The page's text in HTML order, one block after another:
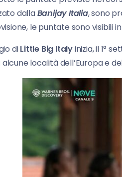
dallaBanijay Italia, sono
le puntate sono visibili
diLittle Big Italyinizia, il 1°
località dell’Europa e